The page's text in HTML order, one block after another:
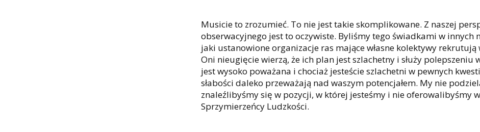
Musicie to zrozumieć. To nie jest takie skomplikowane. Z naszej
obserwacyjnego jest to oczywiste. Byliśmy tego świadkami w innych
jaki ustanowione organizacje ras mające własne kolektywy rekrutują
Oni nieugięcie wierzą, że ich plan jest szlachetny i służy polepszeniu
jest wysoko poważana i chociaż jesteście szlachetni w pewnych
słabości daleko przeważają nad waszym potencjałem. My nie
znaleźlibyśmy się w pozycji, w której jesteśmy i nie oferowalibyśmy
Sprzymierzeńcy Ludzkości.